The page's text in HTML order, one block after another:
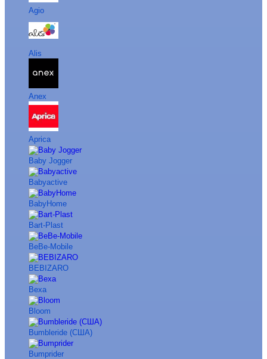
Agio
Alis
Anex
Aprica
Baby Jogger
Babyactive
BabyHome
Bart-Plast
BeBe-Mobile
BEBIZARO
Bexa
Bloom
Bumbleride (США)
Bumprider